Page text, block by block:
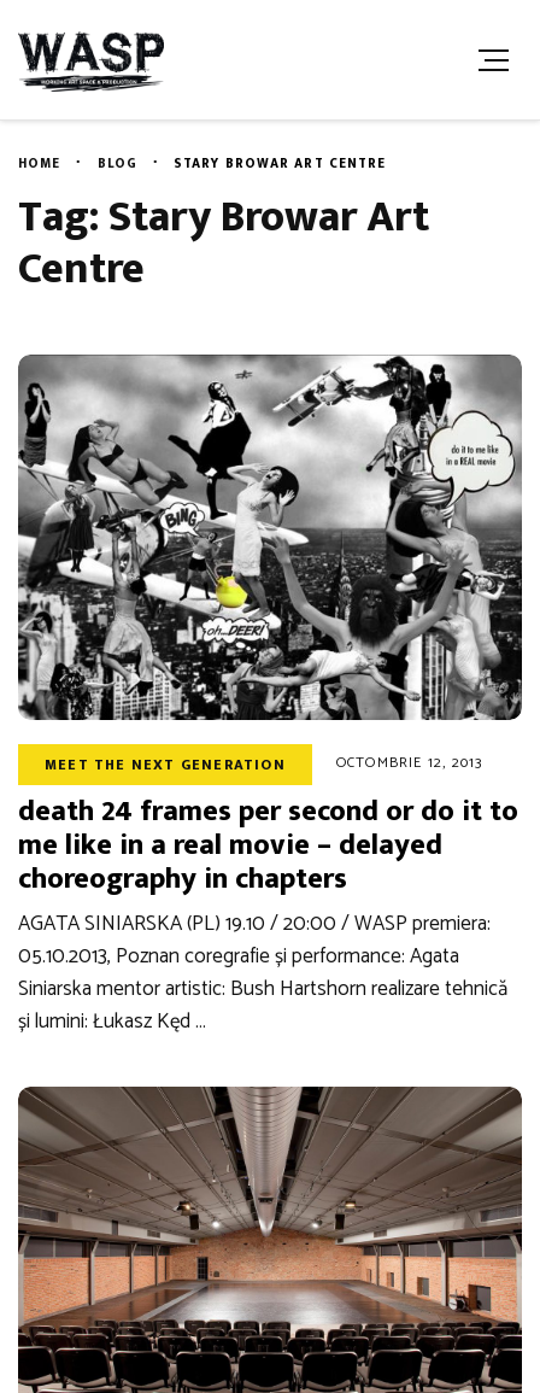
HOME BLOG STARY BROWAR ART CENTRE
Tag: Stary Browar Art
Centre
MEET THE NEXT GENERATION OCTOMBRIE 12, 2013
death 24 frames per second or do it to
me like in a real movie – delayed
choreography in chapters
AGATA SINIARSKA (PL) 19.10 / 20:00 / WASP premiera:
05.10.2013, Poznan coregrafie și performance: Agata
Siniarska mentor artistic: Bush Hartshorn realizare tehnică
și lumini: Łukasz Kęd …